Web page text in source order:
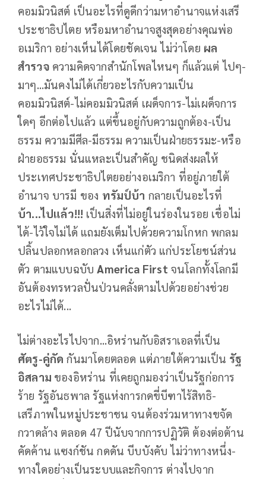
คอมมิวนิสต์ เป็นอะไรที่ดูดีกว่ามหาอำนาจแห่งเสรี
ประชาธิปไตย หรือมหาอำนาจสูงสุดอย่างคุณพ่อ
อเมริกา อย่างเห็นได้โดยชัดเจน ไม่ว่าโดย ผล
สำรวจ ความคิดจากสำนักโพลไหนๆ ก็แล้วแต่ ไปๆ-
มาๆ...มันคงไม่ได้เกี่ยวอะไรกับความเป็น
คอมมิวนิสต์-ไม่คอมมิวนิสต์ เผด็จการ-ไม่เผด็จการ
ใดๆ อีกต่อไปแล้ว แต่ขึ้นอยู่กับความถูกต้อง-เป็น
ธรรม ความมีศีล-มีธรรม ความเป็นฝ่ายธรรมะ-หรือ
ฝ่ายอธรรม นั่นแหละเป็นสำคัญ ชนิดส่งผลให้
ประเทศประชาธิปไตยอย่างอเมริกา ที่อยู่ภายใต้
อำนาจ บารมี ของ ทรัมป์บ้า กลายเป็นอะไรที่
บ้า...ไปแล้ว!!! เป็นสิ่งที่ไม่อยู่ในร่องในรอย เชื่อไม่
ได้-ไว้ใจไม่ได้ แถมยังเต็มไปด้วยความโกหก พกลม
ปลิ้นปลอกหลอกลวง เห็นแก่ตัว แก่ประโยชน์ส่วน
ตัว ตามแบบฉบับAmerica First จนโลกทั้งโลกมี
อันต้องทรหวลปั่นป่วนคลั่งตามไปด้วยอย่างช่วย
อะไรไม่ได้...
ไม่ต่างอะไรไปจาก...อิหร่านกับอิสราเอลที่เป็น
ศัตรู-คู่กัด กันมาโดยตลอด แต่ภายใต้ความเป็น รัฐ
อิสลาม ของอิหร่าน ที่เคยถูกมองว่าเป็นรัฐก่อการ
ร้าย รัฐอันธพาล รัฐแห่งการกดขี่บีฑาไร้สิทธิ-
เสรีภาพในหมู่ประชาชน จนต้องร่วมหาทางขจัด
กวาดล้าง ตลอด 47 ปีนับจากการปฏิวัติ ต้องต่อต้าน
คัดค้าน แซงก์ชัน กดดัน บีบบังคับ ไม่ว่าทางหนึ่ง-
ทางใดอย่างเป็นระบบและกิจการ ต่างไปจาก